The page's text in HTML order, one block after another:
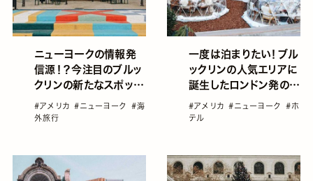
ニューヨークの情報発
信源！？今注目のブルッ
クリンの新たなスポット
♡
#アメリカ#ニューヨーク #海
外旅行
一度は泊まりたい！ブル
ックリンの人気エリアに
誕生したロンドン発の
Boutique hotel♡
#アメリカ#ニューヨーク #ホ
テル